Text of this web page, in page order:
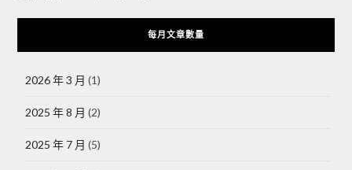
每月文章數量
2026 年 3 月 (1)
2025 年 8 月 (2)
2025 年 7 月 (5)